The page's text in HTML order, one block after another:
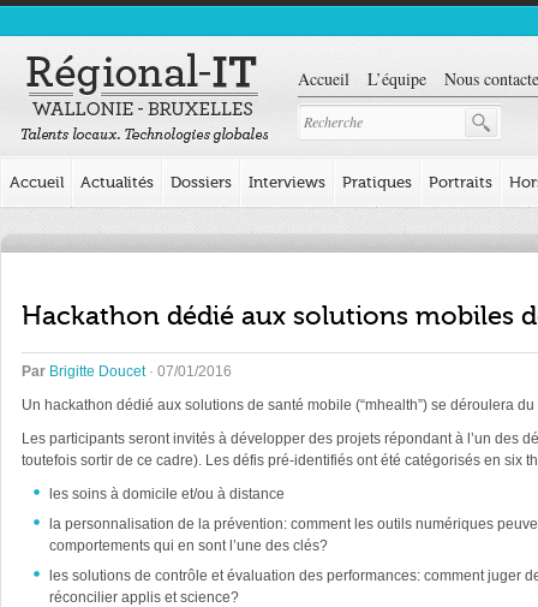
Accueil L’équipe Nous
Accueil Actualités Dossiers Interviews Pratiques Portraits
Hackathon dédié aux solutions mobiles
Par Brigitte Doucet· 07/01/2016
Un hackathon dédié aux solutions de santé mobile (“mhealth”) se déroulera
Les participants seront invités à développer des projets répondant à l’un des
toutefois sortir de ce cadre). Les défis pré-identifiés ont été catégorisés en six
les soins à domicile et/ou à distance
la personnalisation de la prévention: comment les outils numériques
comportements qui en sont l’une des clés?
les solutions de contrôle et évaluation des performances: comment juger
réconcilier applis et science?